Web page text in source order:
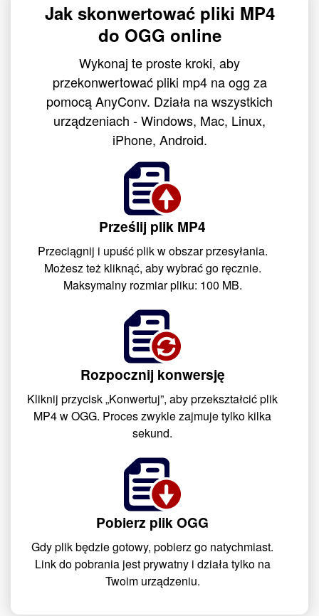
Jak skonwertować pliki MP4
do OGG online
Wykonaj te proste kroki, aby
przekonwertować pliki mp4 na ogg za
pomocą AnyConv. Działa na wszystkich
urządzeniach - Windows, Mac, Linux,
iPhone, Android.
Prześlij plik MP4
Przeciągnij i upuść plik w obszar przesyłania.
Możesz też kliknąć, aby wybrać go ręcznie.
Maksymalny rozmiar pliku: 100 MB.
Rozpocznij konwersję
Kliknij przycisk „Konwertuj”, aby przekształcić plik
MP4 w OGG. Proces zwykle zajmuje tylko kilka
sekund.
Pobierz plik OGG
Gdy plik będzie gotowy, pobierz go natychmiast.
Link do pobrania jest prywatny i działa tylko na
Twoim urządzeniu.